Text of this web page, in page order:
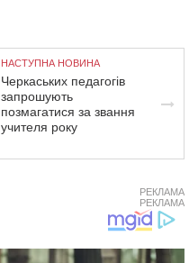
НАСТУПНА НОВИНА
Черкаських педагогів
запрошують
позмагатися за звання
учителя року
РЕКЛАМА
РЕКЛАМА